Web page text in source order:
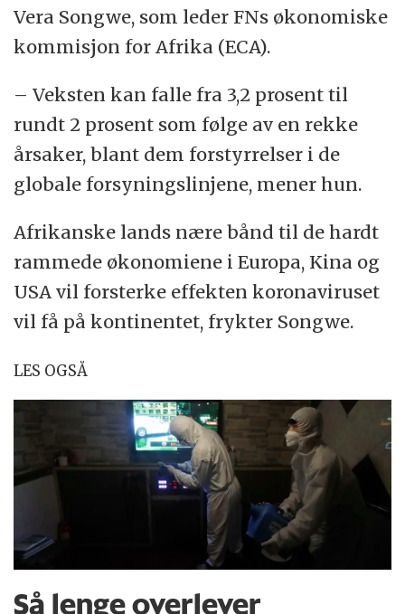
Vera Songwe, som leder FNs økonomiske
kommisjon for Afrika (ECA).
– Veksten kan falle fra 3,2 prosent til
rundt 2 prosent som følge av en rekke
årsaker, blant dem forstyrrelser i de
globale forsyningslinjene, mener hun.
Afrikanske lands nære bånd til de hardt
rammede økonomiene i Europa, Kina og
USA vil forsterke effekten koronaviruset
vil få på kontinentet, frykter Songwe.
LES OGSÅ
Så lenge overlever